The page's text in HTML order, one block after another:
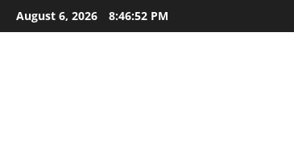
Skip
to
August 6, 2026 8:46:53 PM